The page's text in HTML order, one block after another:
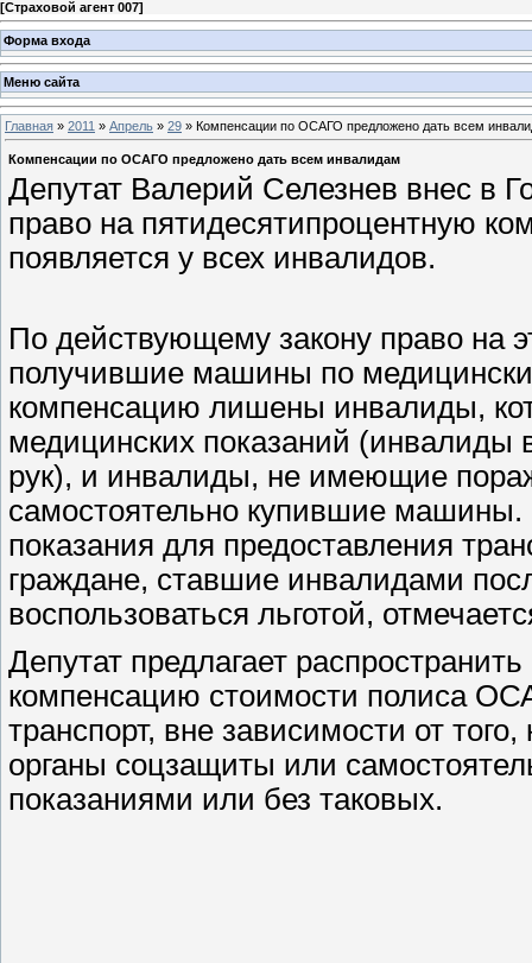
[Страховой агент 007]
Форма входа
Меню сайта
Главная » 2011 » Апрель » 29 » Компенсации по ОСАГО предложено дать всем
Компенсации по ОСАГО предложено дать всем инвалидам
Депутат Валерий Селезнев внес в
право на пятидесятипроцентную
появляется у всех инвалидов.
По действующему закону право на
получившие машины по
компенсацию лишены инвалиды,
медицинских показаний (инвалиды
рук), и инвалиды, не имеющие
самостоятельно купившие машины.
показания для предоставления
граждане, ставшие инвалидами
воспользоваться льготой,
Депутат предлагает
компенсацию стоимости полиса
транспорт, вне зависимости от
органы соцзащиты или
показаниями или без таковых.